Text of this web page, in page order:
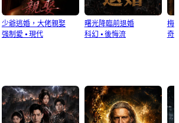
少爺逃婚，大佬親娶
强制愛 ⦁ 現代
曙光降臨前退婚
科幻 ⦁ 後悔流
梅
奇